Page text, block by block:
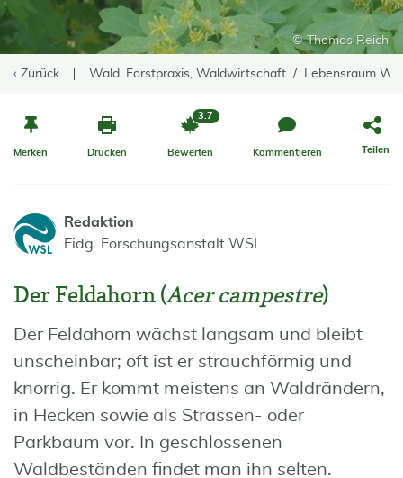
© Thomas Reich
‹ Zurück Wald, Forstpraxis, Waldwirtschaft Lebensraum
Merken Drucken Bewerten
3.7
Kommentieren Teilen
Redaktion
Eidg. Forschungsanstalt WSL
Der Feldahorn (Acer campestre)
Der Feldahorn wächst langsam und bleibt
unscheinbar; oft ist er strauchförmig und
knorrig. Er kommt meistens an Waldrändern,
in Hecken sowie als Strassen- oder
Parkbaum vor. In geschlossenen
Waldbeständen findet man ihn selten.